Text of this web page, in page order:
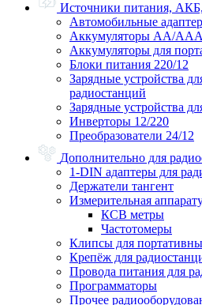
Источники питания,
Автомобильные
Аккумуляторы АА/ААА
Аккумуляторы для
Блоки питания 220/12
Зарядные устройства
радиостанций
Зарядные устройства
Инверторы 12/220
Преобразователи 24/12
Дополнительно для
1-DIN адаптеры для
Держатели тангент
Измерительная
КСВ метры
Частотомеры
Клипсы для
Крепёж для
Провода питания для
Программаторы
Прочее